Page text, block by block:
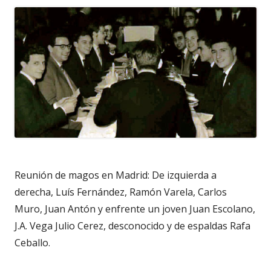
Reunión de magos en Madrid: De izquierda a
derecha, Luís Fernández, Ramón Varela, Carlos
Muro, Juan Antón y enfrente un joven Juan Escolano,
J.A. Vega Julio Cerez, desconocido y de espaldas Rafa
Ceballo.